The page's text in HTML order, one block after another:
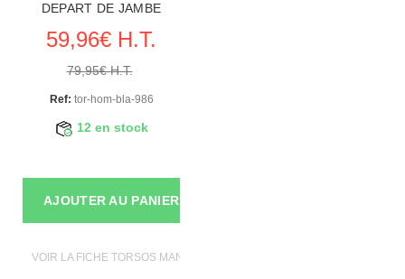
DEPART DE JAMBE
59,96€ H.T.
79,95€ H.T.
Ref: tor-hom-bla-986
12 en stock
AJOUTER AU PANIER
VOIR LA FICHE TORSOS MANNEQUINS